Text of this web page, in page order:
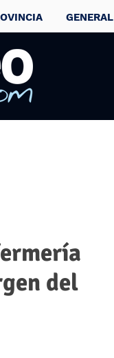
GENERAL
del